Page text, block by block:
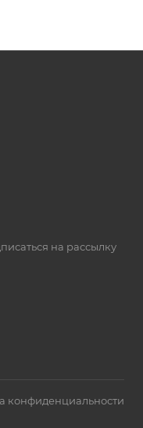
на рассылку
конфиденциальности